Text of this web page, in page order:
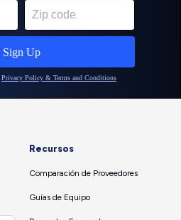
Recursos
Comparación de Proveedores
Guías de Equipo